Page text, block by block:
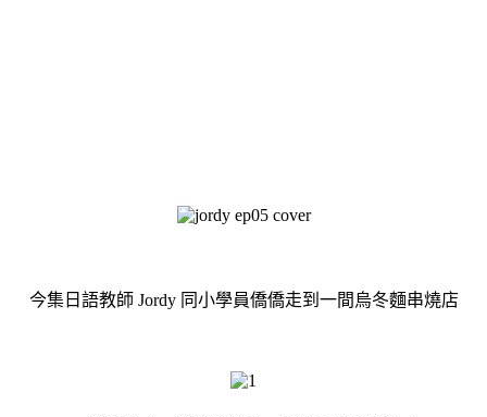
今集日語教師 Jordy 同小學員僑僑走到一間烏冬麵串燒店